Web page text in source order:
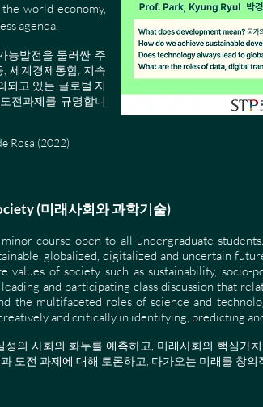
world economy,
agenda.
능발전을 둘러싼 주
세계경제통합, 지속
되고 있는 글로벌 지
전과제를 규명합니
Rosa (2022)
(미래사회와 과학기술)
course open to all undergraduate
globalized, digitalized and uncertain
of society such as sustainability, socio-
and participating class discussion that
the multifaceted roles of science and
and critically in identifying, predicting
의 사회의 화두를 예측하고, 미래사회의 핵심가
도전 과제에 대해 토론하고, 다가오는 미래를 창